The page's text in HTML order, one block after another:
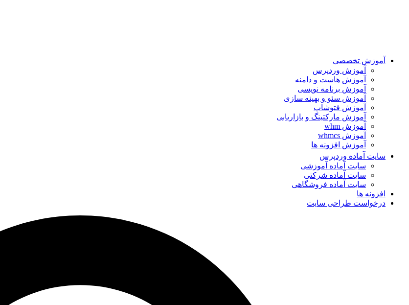
آموزش تخصصی
آموزش وردپرس
آموزش هاست و دامنه
آموزش برنامه نویسی
آموزش سئو و بهینه سازی
آموزش فتوشاپ
آموزش مارکتینگ و بازاریابی
آموزش whm
آموزش whmcs
آموزش افزونه ها
سایت آماده وردپرس
سایت آماده آموزشی
سایت آماده شرکتی
سایت آماده فروشگاهی
افزونه ها
درخواست طراحی سایت